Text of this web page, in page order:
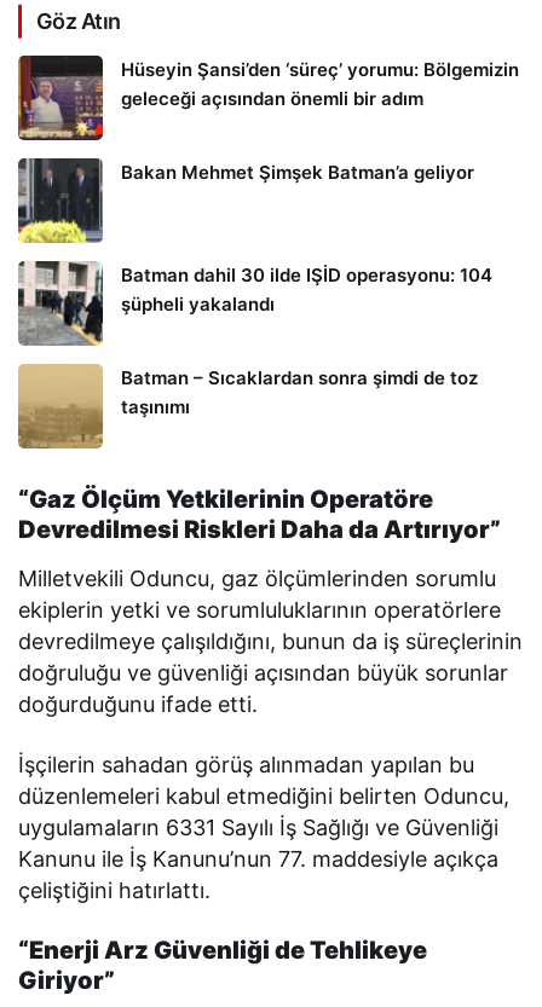
Göz Atın
Hüseyin Şansi’den ‘süreç’ yorumu: Bölgemizin
geleceği açısından önemli bir adım
Bakan Mehmet Şimşek Batman’a geliyor
Batman dahil 30 ilde IŞİD operasyonu: 104
şüpheli yakalandı
Batman – Sıcaklardan sonra şimdi de toz
taşınımı
“Gaz Ölçüm Yetkilerinin Operatöre
Devredilmesi Riskleri Daha da Artırıyor”
Milletvekili Oduncu, gaz ölçümlerinden sorumlu
ekiplerin yetki ve sorumluluklarının operatörlere
devredilmeye çalışıldığını, bunun da iş süreçlerinin
doğruluğu ve güvenliği açısından büyük sorunlar
doğurduğunu ifade etti.
İşçilerin sahadan görüş alınmadan yapılan bu
düzenlemeleri kabul etmediğini belirten Oduncu,
uygulamaların 6331 Sayılı İş Sağlığı ve Güvenliği
Kanunu ile İş Kanunu’nun 77. maddesiyle açıkça
çeliştiğini hatırlattı.
“Enerji Arz Güvenliği de Tehlikeye
Giriyor”